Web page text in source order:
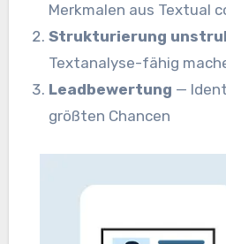
Merkmalen aus Textual
Strukturierung
Textanalyse-fähig
Leadbewertung —
größten Chancen